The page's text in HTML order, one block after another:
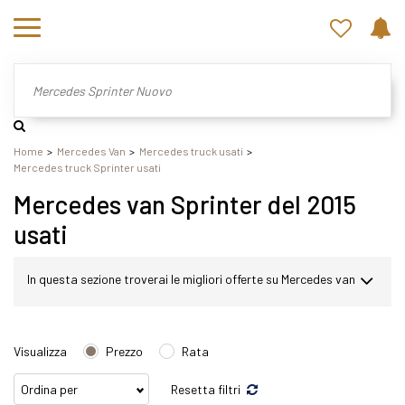
Home Mercedes Van
Mercedes truck usati
Mercedes truck Sprinter usati
Mercedes van Sprinter del 2015
usati
In questa sezione troverai le migliori offerte su Mercedes van
Visualizza Prezzo Rata
Resetta filtri